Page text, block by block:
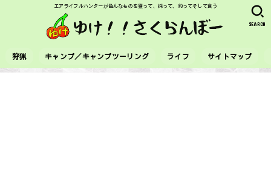
エアライフルハンターが色んなものを獲って、採って、釣ってそして食う
狩猟 キャンプ／キャンプツーリング ライフ サイトマップ
SEARCH